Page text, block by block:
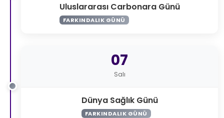
Uluslararası Carbonara Günü
FARKINDALIK GÜNÜ
07
Salı
Dünya Sağlık Günü
FARKINDALIK GÜNÜ